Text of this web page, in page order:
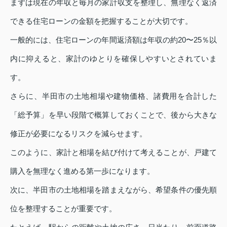
まずは現在の年収と毎月の家計収支を整理し、無理なく返済
できる住宅ローンの金額を把握することが大切です。
一般的には、住宅ローンの年間返済額は年収の約20〜25％以
内に抑えると、家計のゆとりを確保しやすいとされていま
す。
さらに、半田市の土地相場や建物価格、諸費用を合計した
「総予算」を早い段階で概算しておくことで、後から大きな
修正が必要になるリスクを減らせます。
このように、家計と相場を結び付けて考えることが、戸建て
購入を無理なく進める第一歩になります。
次に、半田市の土地相場を踏まえながら、希望条件の優先順
位を整理することが重要です。